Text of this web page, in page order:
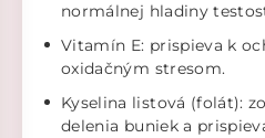
normálnej hladiny
Vitamín E: prispieva k
oxidačným stresom.
Kyselina listová (folát):
delenia buniek a